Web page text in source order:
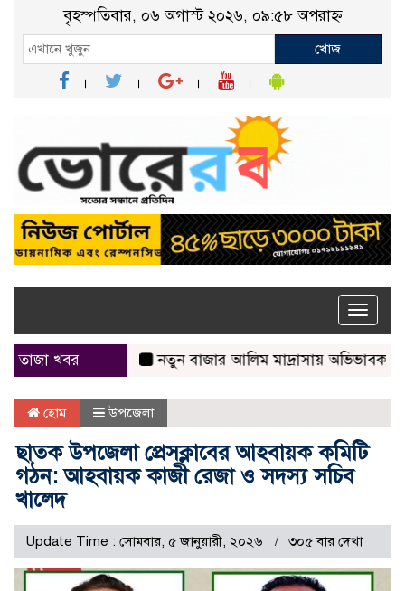
বৃহস্পতিবার, ০৬ অগাস্ট ২০২৬, ০৯:৫৮ অপরাহ্ন
খোজ
Toggle
তাজা খবর
নতুন বাজার আলিম মাদ্রাসায় অভিভাবক সমাবেশ
হোম উপজেলা
ছাতক উপজেলা প্রেসক্লাবের আহবায়ক কমিটি
গঠন: আহবায়ক কাজী রেজা ও সদস্য সচিব
খালেদ
Update Time : সোমবার, ৫ জানুয়ারী, ২০২৬ ৩০৫ বার দেখা